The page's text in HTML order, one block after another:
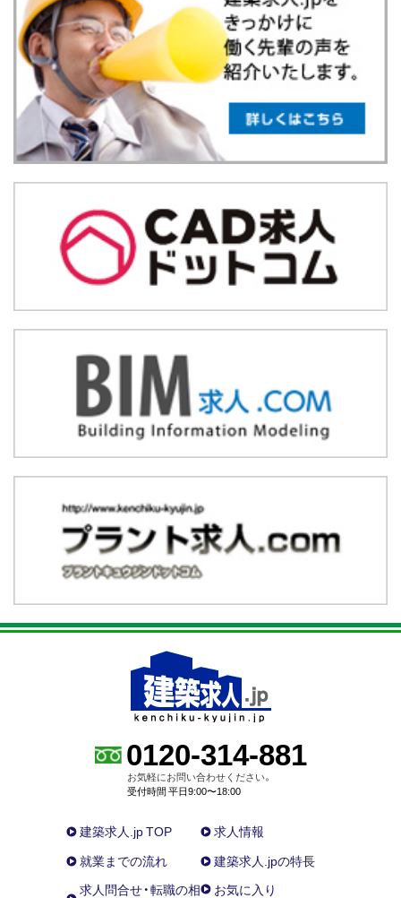
0120-314-881
お気軽にお問い合わせください。
受付時間 平日9:00〜18:00
建築求人.jp TOP
求人情報
就業までの流れ
建築求人.jpの特長
求人問合せ・転職の相
お気に入り